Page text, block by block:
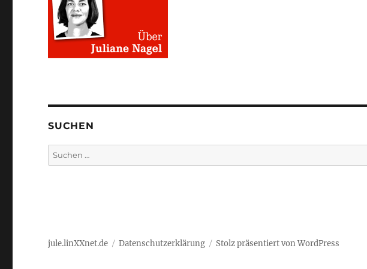
SUCHEN
Suchen
nach:
jule.linXXnet.de Datenschutzerklärung Stolz präsentiert von WordPress